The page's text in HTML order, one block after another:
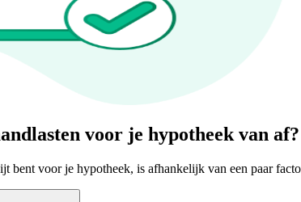
voor je hypotheek van af?
bent voor je hypotheek, is afhankelijk van een paar